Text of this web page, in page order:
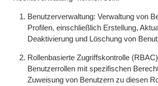
Benutzerverwaltung: Verwaltung von
Profilen, einschließlich Erstellung,
Deaktivierung und Löschung von
Rollenbasierte Zugriffskontrolle
Benutzerrollen mit spezifischen
Zuweisung von Benutzern zu diesen